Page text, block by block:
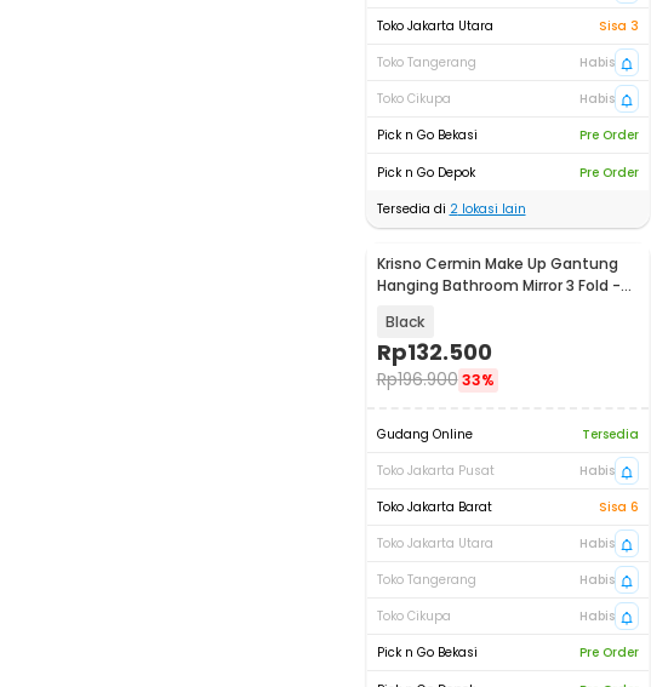
Toko Jakarta Utara
Sisa 3
Toko Tangerang
Habis
Toko Cikupa
Habis
Pick n Go Bekasi
Pre Order
Pick n Go Depok
Pre Order
Tersedia di 2lokasi lain
Krisno Cermin Make Up Gantung
Hanging Bathroom Mirror 3 Fold -
Black
Rp132.500
Rp196.900 33%
Gudang Online
Tersedia
Toko Jakarta Pusat
Habis
Toko Jakarta Barat
Sisa 6
Toko Jakarta Utara
Habis
Toko Tangerang
Habis
Toko Cikupa
Habis
Pick n Go Bekasi
Pre Order